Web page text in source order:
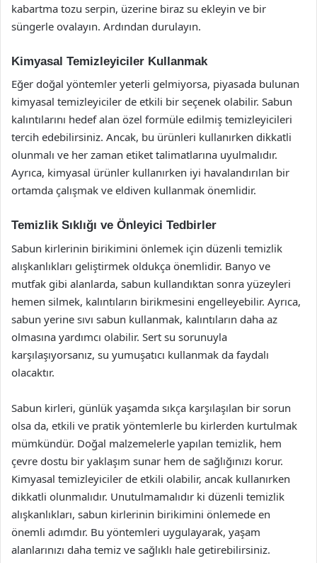
kabartma tozu serpin, üzerine biraz su ekleyin ve bir
süngerle ovalayın. Ardından durulayın.
Kimyasal Temizleyiciler Kullanmak
Eğer doğal yöntemler yeterli gelmiyorsa, piyasada bulunan
kimyasal temizleyiciler de etkili bir seçenek olabilir. Sabun
kalıntılarını hedef alan özel formüle edilmiş temizleyicileri
tercih edebilirsiniz. Ancak, bu ürünleri kullanırken dikkatli
olunmalı ve her zaman etiket talimatlarına uyulmalıdır.
Ayrıca, kimyasal ürünler kullanırken iyi havalandırılan bir
ortamda çalışmak ve eldiven kullanmak önemlidir.
Temizlik Sıklığı ve Önleyici Tedbirler
Sabun kirlerinin birikimini önlemek için düzenli temizlik
alışkanlıkları geliştirmek oldukça önemlidir. Banyo ve
mutfak gibi alanlarda, sabun kullandıktan sonra yüzeyleri
hemen silmek, kalıntıların birikmesini engelleyebilir. Ayrıca,
sabun yerine sıvı sabun kullanmak, kalıntıların daha az
olmasına yardımcı olabilir. Sert su sorunuyla
karşılaşıyorsanız, su yumuşatıcı kullanmak da faydalı
olacaktır.
Sabun kirleri, günlük yaşamda sıkça karşılaşılan bir sorun
olsa da, etkili ve pratik yöntemlerle bu kirlerden kurtulmak
mümkündür. Doğal malzemelerle yapılan temizlik, hem
çevre dostu bir yaklaşım sunar hem de sağlığınızı korur.
Kimyasal temizleyiciler de etkili olabilir, ancak kullanırken
dikkatli olunmalıdır. Unutulmamalıdır ki düzenli temizlik
alışkanlıkları, sabun kirlerinin birikimini önlemede en
önemli adımdır. Bu yöntemleri uygulayarak, yaşam
alanlarınızı daha temiz ve sağlıklı hale getirebilirsiniz.